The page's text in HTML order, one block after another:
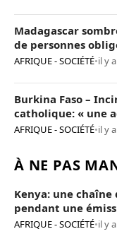
Madagascar
de personnes
AFRIQUE - SOCIÉTÉ•il y
Burkina Faso –
catholique: « une
provocation de
AFRIQUE - SOCIÉTÉ•il y
À NE PAS
Kenya: une
pendant une
AFRIQUE - SOCIÉTÉ•il y